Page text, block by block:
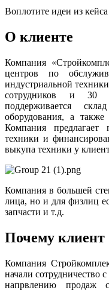
Воплотите идеи из
О клиенте
Компания
центров по
индустриальной
сотрудников и 30
поддерживается
оборудования, а
Компания
техники и
выкупа техники у
Компания в большей
лица, но и для физлиц
запчасти и т.д.
Почему клиент
Компания
начали сотрудничество
напрвлению продаж